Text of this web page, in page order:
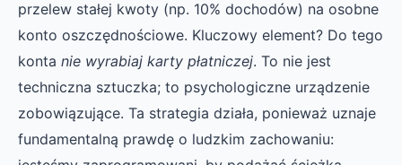
przelew stałej kwoty (np. 10% dochodów) na osobne
konto oszczędnościowe. Kluczowy element? Do tego
konta nie wyrabiaj karty płatniczej. To nie jest
techniczna sztuczka; to psychologiczne urządzenie
zobowiązujące. Ta strategia działa, ponieważ uznaje
fundamentalną prawdę o ludzkim zachowaniu: